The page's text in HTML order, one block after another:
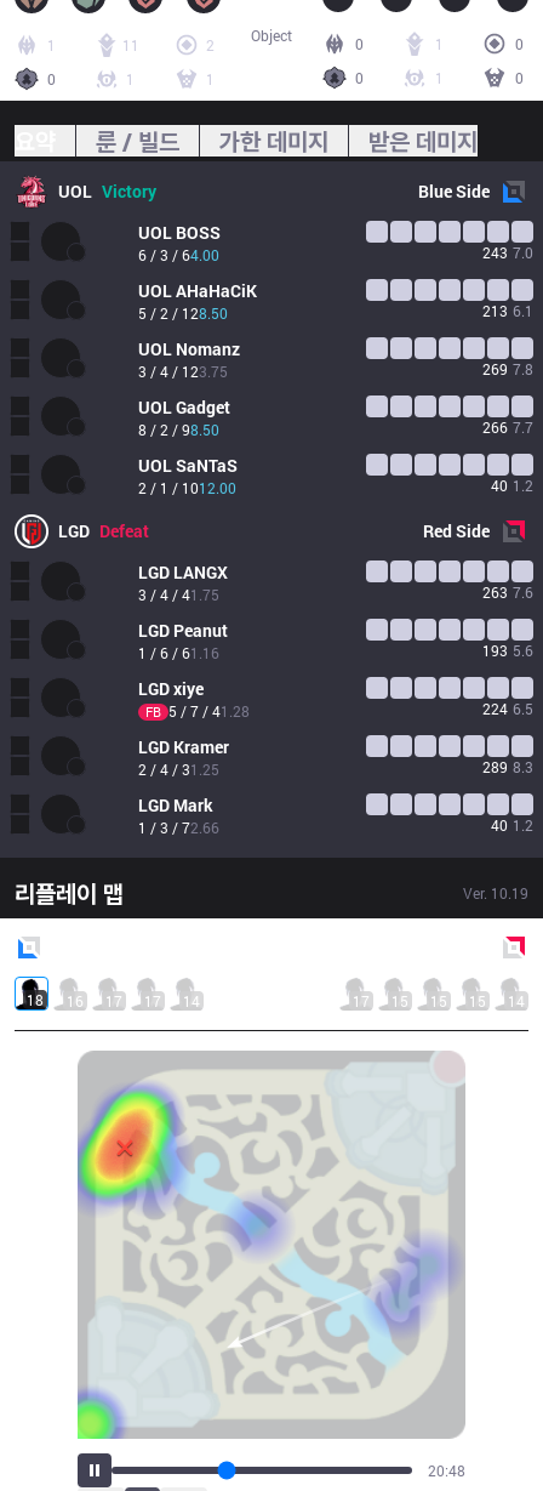
1 11
2
0
1 1
0 1
0
0
1 0
Object
룬 / 빌드 가한 데미지 받은 데미지
UOL Victory BlueSide
UOL BOSS
6 / 3 / 64.00 243 7.0
UOLAHaHaCiK
5 / 2 / 128.50 213 6.1
UOL Nomanz
3 / 4 / 123.75 269 7.8
UOLGadget
8 / 2 / 98.50 266 7.7
UOLSaNTaS
2 / 1 / 1012.00 40 1.2
LGD Defeat RedSide
LGD LANGX
3 / 4 / 41.75 263 7.6
LGD Peanut
1 / 6 / 61.16 193 5.6
LGDxiye
FB 5 / 7 / 41.28 224 6.5
LGD Kramer
2 / 4 / 31.25 289 8.3
LGD Mark
1 / 3 / 72.66 40 1.2
리플레이 맵 Ver. 10.19
18 16 17 17 14 17 15 15 15 14
22:55